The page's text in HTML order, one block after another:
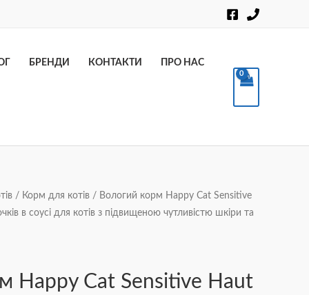
БРЕНДИ КОНТАКТИ ПРО НАС
/ Корм для котів / Вологий корм Happy Cat Sensitive
в cоусі для котів з підвищеною чутливістю шкіри та
Happy Cat Sensitive Haut